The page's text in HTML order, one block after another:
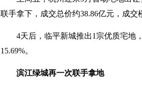
联手拿下，成交总价约38.86亿元，成交
4天后，临平新城推出1宗优质宅地
15.69%。
滨江绿城再一次联手拿地